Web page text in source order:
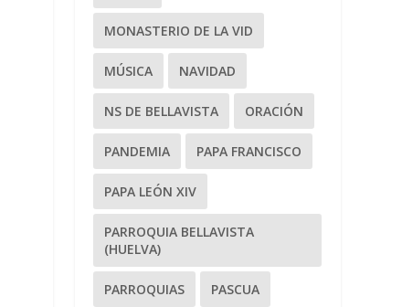
MONASTERIO DE LA VID
MÚSICA NAVIDAD
NS DE BELLAVISTA ORACIÓN
PANDEMIA PAPA FRANCISCO
PAPA LEÓN XIV
PARROQUIA BELLAVISTA
(HUELVA)
PARROQUIAS PASCUA